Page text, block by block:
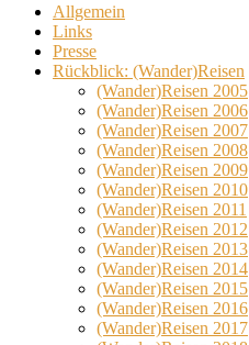
Allgemein
Links
Presse
Rückblick: (Wander)Reisen
(Wander)Reisen 2005
(Wander)Reisen 2006
(Wander)Reisen 2007
(Wander)Reisen 2008
(Wander)Reisen 2009
(Wander)Reisen 2010
(Wander)Reisen 2011
(Wander)Reisen 2012
(Wander)Reisen 2013
(Wander)Reisen 2014
(Wander)Reisen 2015
(Wander)Reisen 2016
(Wander)Reisen 2017